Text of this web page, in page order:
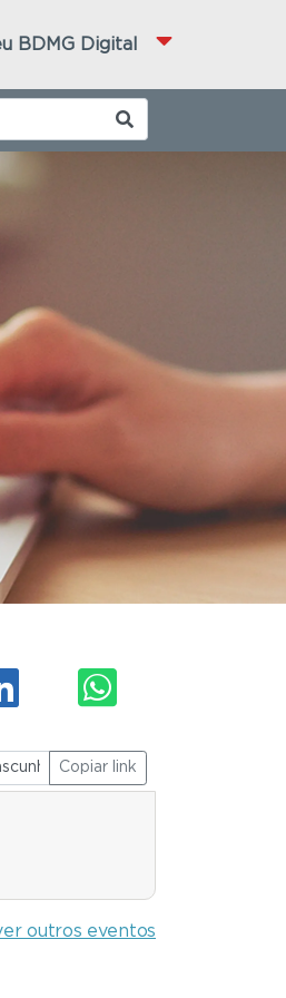
BDMG Digital
Copiar link
outros eventos